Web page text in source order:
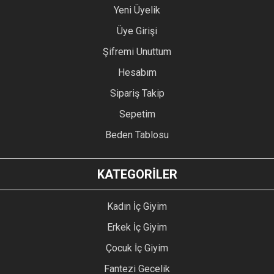
Yeni Üyelik
Üye Girişi
Şifremi Unuttum
Hesabım
Sipariş Takip
Sepetim
Beden Tablosu
KATEGORİLER
Kadın İç Giyim
Erkek İç Giyim
Çocuk İç Giyim
Fantezi Gecelik